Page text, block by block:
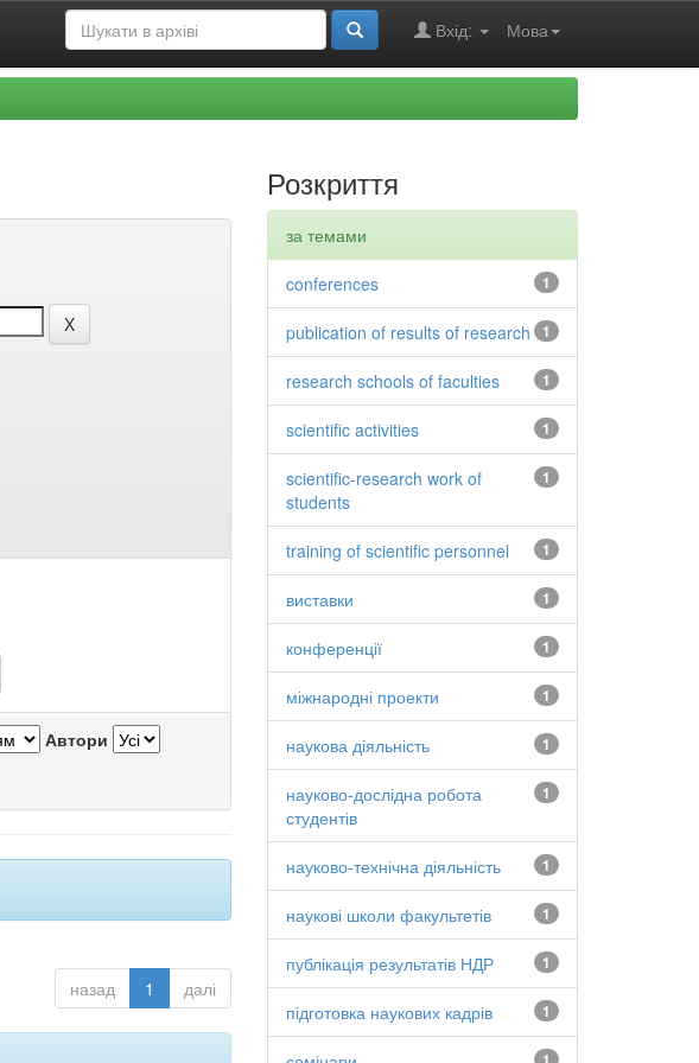
Мова
Вхід:
Автори
назад 1 далі
Розкриття
за темами
1
conferences
1
publication of results of research
1
research schools of faculties
1
scientific activities
1
scientific-research work of
students
1
training of scientific personnel
1
виставки
1
конференції
1
міжнародні проекти
1
наукова діяльність
1
науково-дослідна робота
студентів
1
науково-технічна діяльність
1
наукові школи факультетів
1
публікація результатів НДР
1
підготовка наукових кадрів